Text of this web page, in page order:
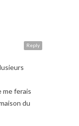
Reply
me ferais
du